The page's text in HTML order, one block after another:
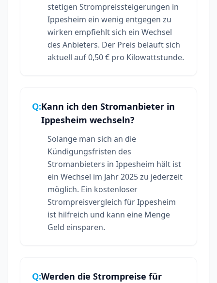
stetigen Strompreissteigerungen in
Ippesheim ein wenig entgegen zu
wirken empfiehlt sich ein Wechsel
des Anbieters. Der Preis beläuft sich
aktuell auf 0,50 € pro Kilowattstunde.
Q:Kann ich den Stromanbieter in
Ippesheim wechseln?
Solange man sich an die
Kündigungsfristen des
Stromanbieters in Ippesheim hält ist
ein Wechsel im Jahr 2025 zu jederzeit
möglich. Ein kostenloser
Strompreisvergleich für Ippesheim
ist hilfreich und kann eine Menge
Geld einsparen.
Q:Werden die Strompreise für